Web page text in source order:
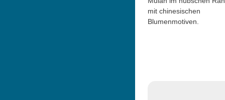
mit chinesischen
Blumenmotiven.